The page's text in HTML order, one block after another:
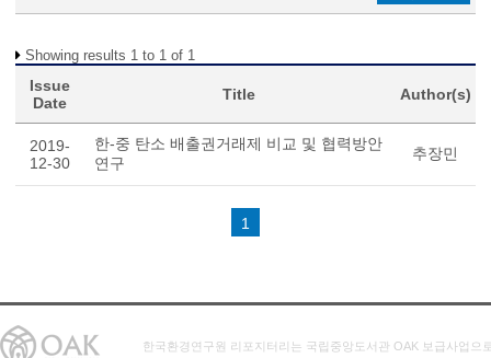
Showing results 1 to 1 of 1
Issue
Date
Title Author(s)
2019-
12-30
한-중 탄소 배출권거래제 비교 및 협력방안
연구
추장민
1
한국환경연구원 리포지터리는 국립중앙도서관 OAK 보급사업